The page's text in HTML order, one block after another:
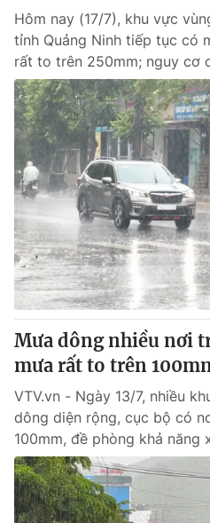
Hôm nay (17/7), khu vực
tỉnh Quảng Ninh tiếp tục có
rất to trên 250mm; nguy cơ
Mưa dông nhiều nơi
mưa rất to trên
VTV.vn - Ngày 13/7, nhiều
dông diện rộng, cục bộ có
100mm, đề phòng khả năng